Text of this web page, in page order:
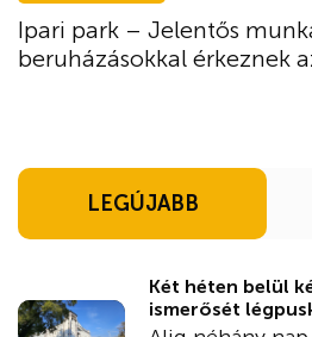
Ipari park – Jelentős
beruházásokkal érkeznek
LEGÚJABB
Két héten belül
ismerősét